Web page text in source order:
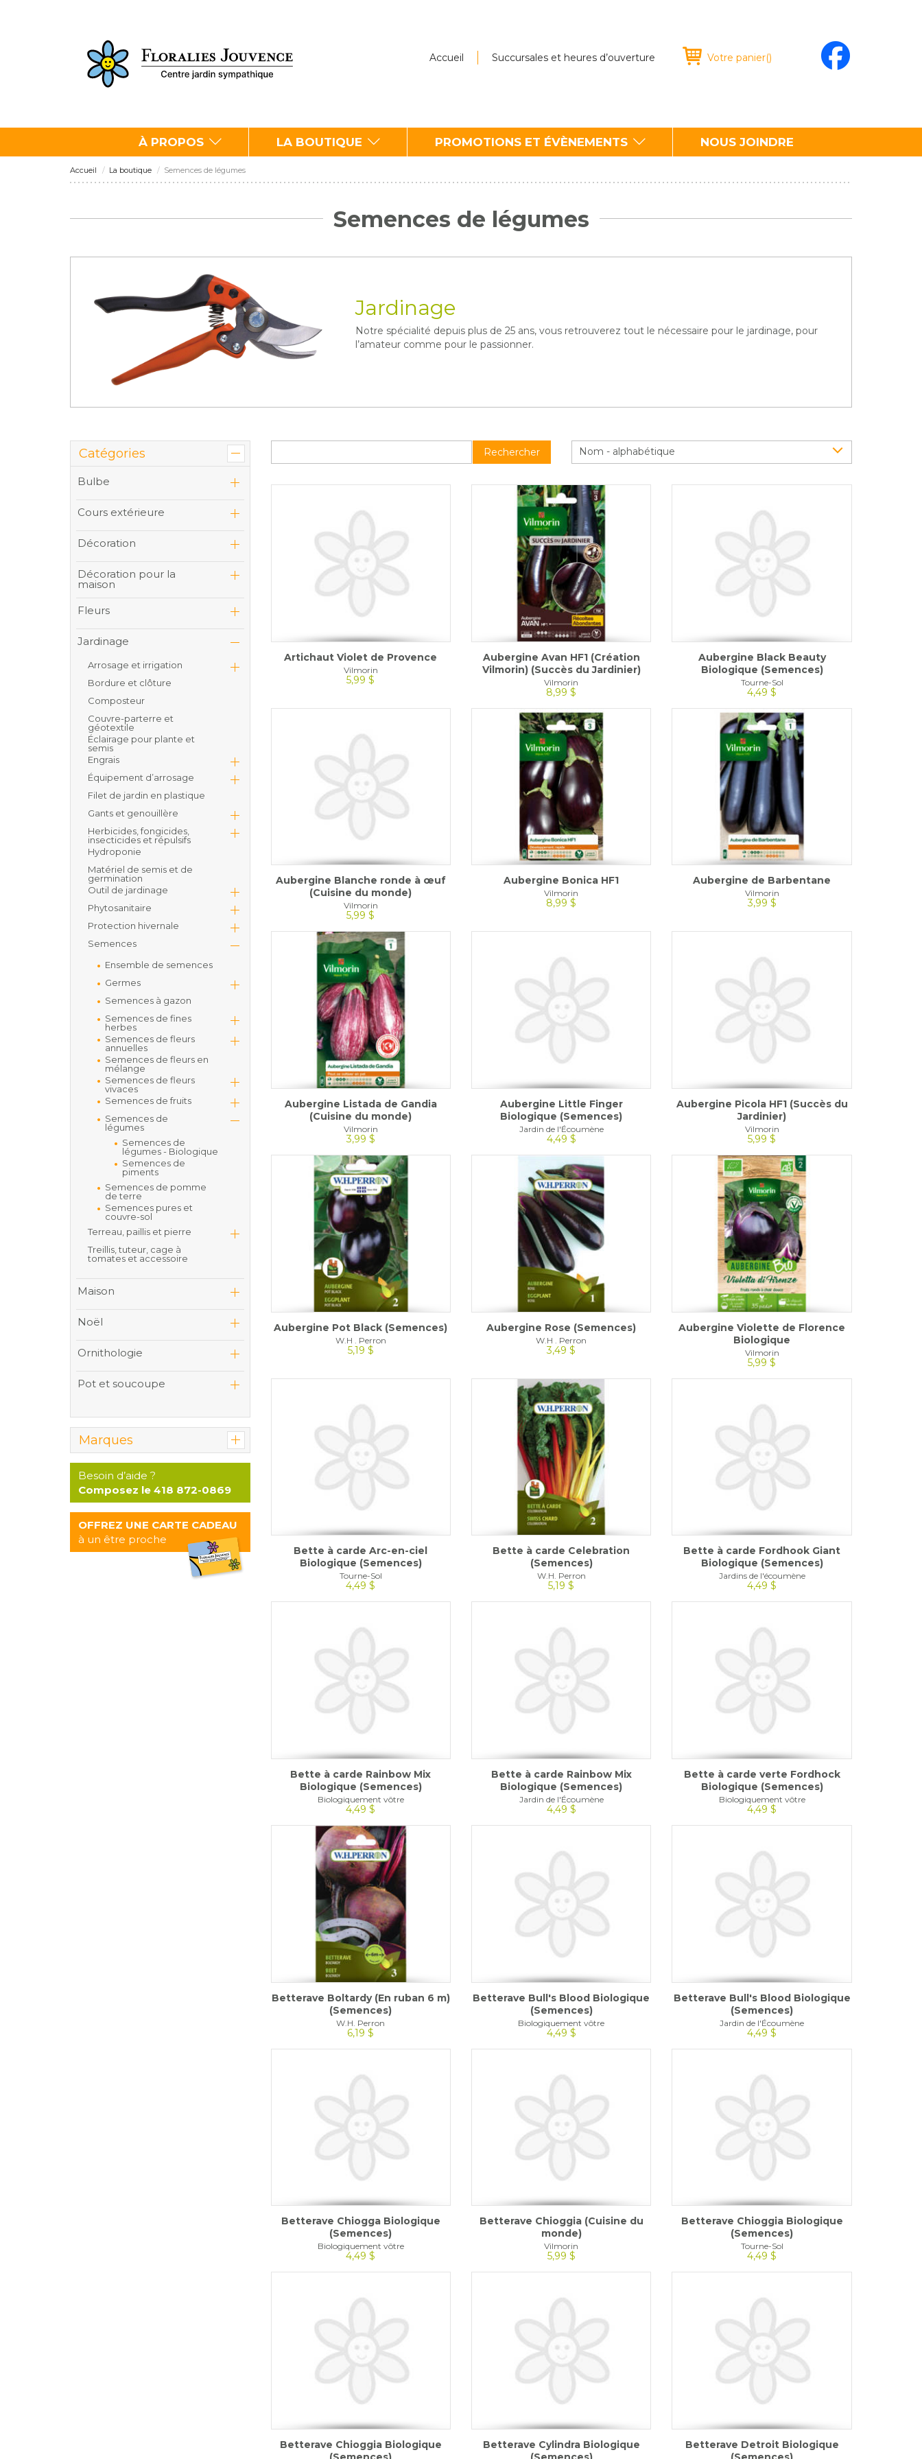
Accueil Succursales et heures d’ouverture Votre panier()
À PROPOS LA BOUTIQUE PROMOTIONS ET ÉVÈNEMENTS NOUS JOINDRE
Accueil La boutique Semences de légumes
Semences de légumes
Jardinage
Notre spécialité depuis plus de 25 ans, vous retrouverez tout le nécessaire pour le jardinage, pour
l’amateur comme pour le passionner.
Catégories
Bulbe
Cours extérieure
Décoration
Décoration pour la
maison
Fleurs
Jardinage
Arrosage et irrigation
Bordure et clôture
Composteur
Couvre-parterre et
géotextile
Éclairage pour plante et
semis
Engrais
Équipement d’arrosage
Filet de jardin en plastique
Gants et genouillère
Herbicides, fongicides,
insecticides et répulsifs
Hydroponie
Matériel de semis et de
germination
Outil de jardinage
Phytosanitaire
Protection hivernale
Semences
Ensemble de semences
Germes
Semences à gazon
Semences de fines
herbes
Semences de fleurs
annuelles
Semences de fleurs en
mélange
Semences de fleurs
vivaces
Semences de fruits
Semences de
légumes
Semences de
légumes - Biologique
Semences de
piments
Semences de pomme
de terre
Semences pures et
couvre-sol
Terreau, paillis et pierre
Treillis, tuteur, cage à
tomates et accessoire
Maison
Noël
Ornithologie
Pot et soucoupe
Marques
Besoin d’aide ?
Composez le 418 872-0869
OFFREZ UNE CARTE CADEAU
à un être proche
Rechercher Nom - alphabétique
Artichaut Violet de Provence
Vilmorin
5,99 $
Aubergine Avan HF1 (Création
Vilmorin) (Succès du Jardinier)
Vilmorin
8,99 $
Aubergine Black Beauty
Biologique (Semences)
Tourne-Sol
4,49 $
Aubergine Blanche ronde à œuf
(Cuisine du monde)
Vilmorin
5,99 $
Aubergine Bonica HF1
Vilmorin
8,99 $
Aubergine de Barbentane
Vilmorin
3,99 $
Aubergine Listada de Gandia
(Cuisine du monde)
Vilmorin
3,99 $
Aubergine Little Finger
Biologique (Semences)
Jardin de l'Écoumène
4,49 $
Aubergine Picola HF1 (Succès du
Jardinier)
Vilmorin
5,99 $
Aubergine Pot Black (Semences)
W.H . Perron
5,19 $
Aubergine Rose (Semences)
W.H . Perron
3,49 $
Aubergine Violette de Florence
Biologique
Vilmorin
5,99 $
Bette à carde Arc-en-ciel
Biologique (Semences)
Tourne-Sol
4,49 $
Bette à carde Celebration
(Semences)
W.H. Perron
5,19 $
Bette à carde Fordhook Giant
Biologique (Semences)
Jardins de l'écoumène
4,49 $
Bette à carde Rainbow Mix
Biologique (Semences)
Biologiquement vôtre
4,49 $
Bette à carde Rainbow Mix
Biologique (Semences)
Jardin de l'Écoumène
4,49 $
Bette à carde verte Fordhock
Biologique (Semences)
Biologiquement vôtre
4,49 $
Betterave Boltardy (En ruban 6 m)
(Semences)
W.H. Perron
6,19 $
Betterave Bull's Blood Biologique
(Semences)
Biologiquement vôtre
4,49 $
Betterave Bull's Blood Biologique
(Semences)
Jardin de l'Écoumène
4,49 $
Betterave Chiogga Biologique
(Semences)
Biologiquement vôtre
4,49 $
Betterave Chioggia (Cuisine du
monde)
Vilmorin
5,99 $
Betterave Chioggia Biologique
(Semences)
Tourne-Sol
4,49 $
Betterave Chioggia Biologique
Betterave Cylindra Biologique
Betterave Detroit Biologique